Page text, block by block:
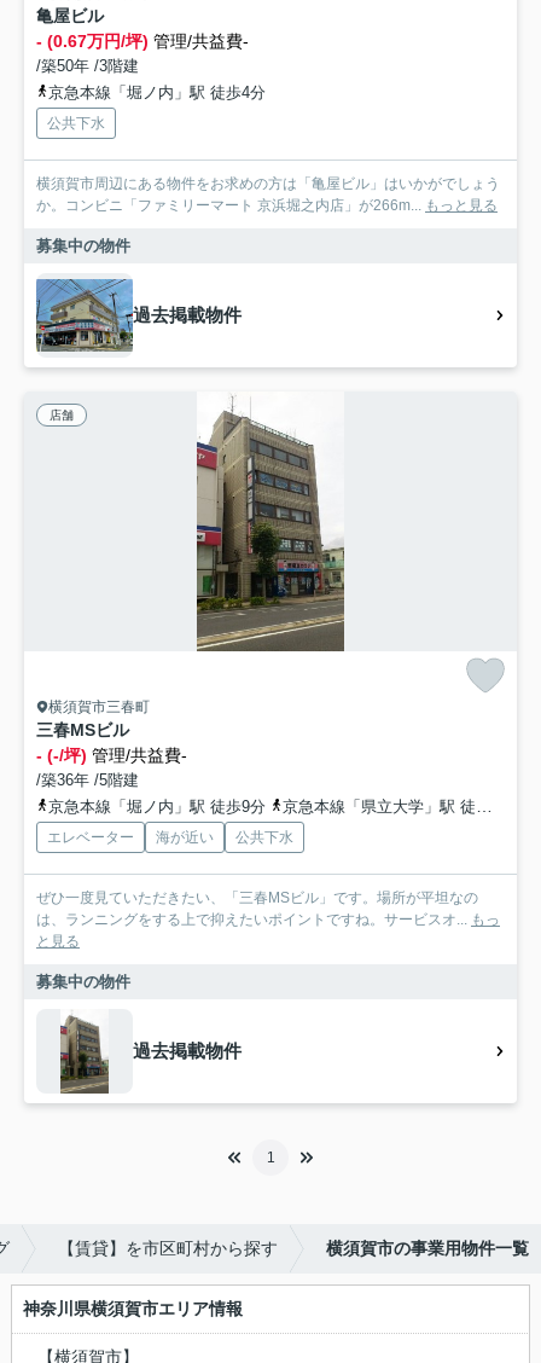
亀屋ビル
- (0.67万円/坪) 管理/共益費-
/築50年 /3階建
京急本線「堀ノ内」駅 徒歩4分
公共下水
横須賀市周辺にある物件をお求めの方は「亀屋ビル」はいかがでしょう
か。コンビニ「ファミリーマート 京浜堀之内店」が266m... もっと見る
募集中の物件
過去掲載物件
店舗
横須賀市三春町
三春MSビル
- (-/坪) 管理/共益費-
/築36年 /5階建
京急本線「堀ノ内」駅 徒歩9分
京急本線「県立大学」駅 徒歩11分
エレベーター 海が近い 公共下水
ぜひ一度見ていただきたい、「三春MSビル」です。場所が平坦なの
は、ランニングをする上で抑えたいポイントですね。サービスオ... もっ
と見る
募集中の物件
過去掲載物件
1
【賃貸】を市区町村から探す 横須賀市の事業用物件一覧
神奈川県横須賀市エリア情報
【横須賀市】